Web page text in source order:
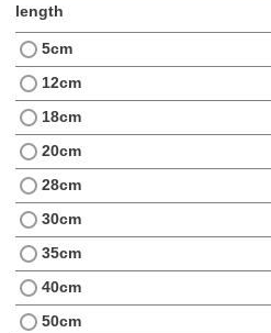
length
5cm
12cm
18cm
20cm
28cm
30cm
35cm
40cm
50cm